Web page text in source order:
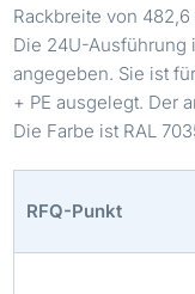
Rackbreite von
Die 24U-Ausführung
angegeben. Sie ist
+ PE ausgelegt. Der
Die Farbe ist RAL
RFQ-Punkt